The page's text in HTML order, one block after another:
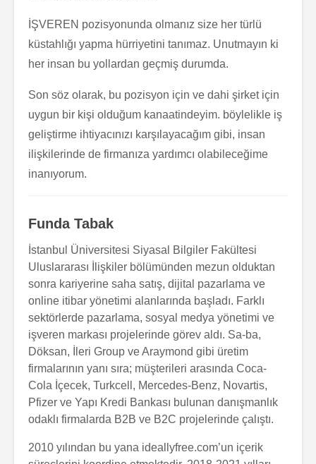
İŞVEREN pozisyonunda olmanız size her türlü
küstahlığı yapma hürriyetini tanımaz. Unutmayın ki
her insan bu yollardan geçmiş durumda.
Son söz olarak, bu pozisyon için ve dahi şirket için
uygun bir kişi olduğum kanaatindeyim. böylelikle iş
geliştirme ihtiyacınızı karşılayacağım gibi, insan
ilişkilerinde de firmanıza yardımcı olabileceğime
inanıyorum.
Funda Tabak
İstanbul Üniversitesi Siyasal Bilgiler Fakültesi
Uluslararası İlişkiler bölümünden mezun olduktan
sonra kariyerine saha satış, dijital pazarlama ve
online itibar yönetimi alanlarında başladı. Farklı
sektörlerde pazarlama, sosyal medya yönetimi ve
işveren markası projelerinde görev aldı. Sa-ba,
Döksan, İleri Group ve Araymond gibi üretim
firmalarının yanı sıra; müşterileri arasında Coca-
Cola İçecek, Turkcell, Mercedes-Benz, Novartis,
Pfizer ve Yapı Kredi Bankası bulunan danışmanlık
odaklı firmalarda B2B ve B2C projelerinde çalıştı.
2010 yılından bu yana ideallyfree.com’un içerik